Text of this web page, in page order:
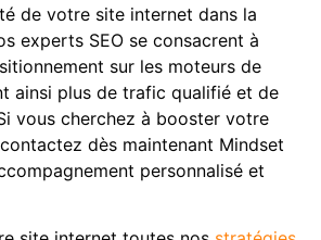
de votre site internet dans la
experts SEO se consacrent à
sur les moteurs de
ainsi plus de trafic qualifié et de
vous cherchez à booster votre
dès maintenant Mindset
personnalisé et